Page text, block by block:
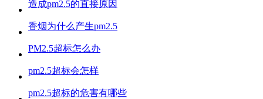
造成pm2.5的直接原因
香烟为什么产生pm2.5
PM2.5超标怎么办
pm2.5超标会怎样
pm2.5超标的危害有哪些